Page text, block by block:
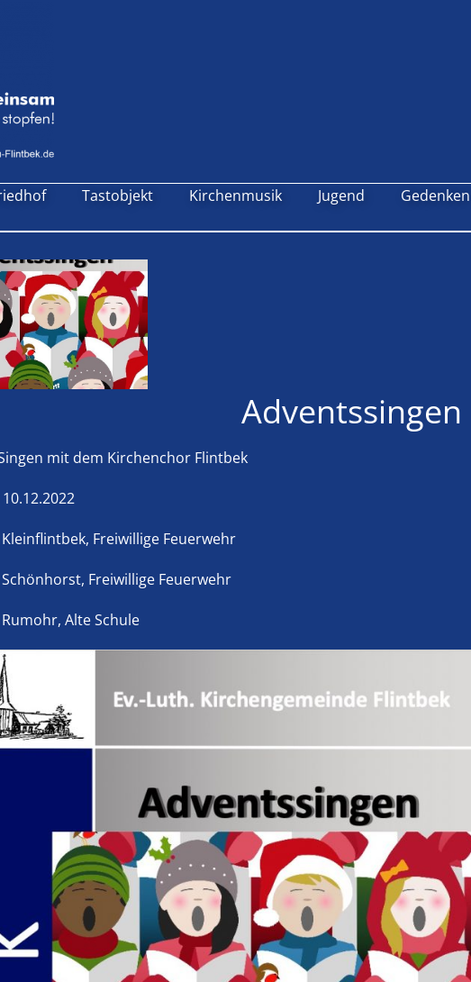
Tastobjekt Kirchenmusik Jugend Gedenken
Adventssingen
mit dem Kirchenchor Flintbek
Kleinflintbek, Freiwillige Feuerwehr
Freiwillige Feuerwehr
Alte Schule